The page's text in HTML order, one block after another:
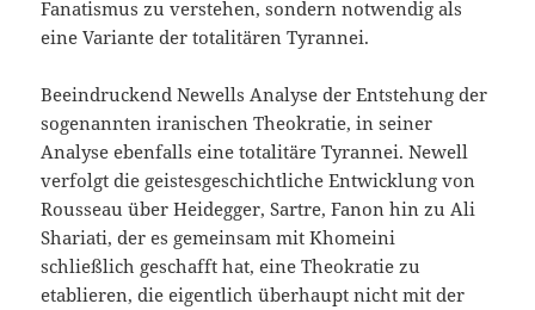
Fanatismus zu verstehen, sondern notwendig als
eine Variante der totalitären Tyrannei.
Beeindruckend Newells Analyse der Entstehung der
sogenannten iranischen Theokratie, in seiner
Analyse ebenfalls eine totalitäre Tyrannei. Newell
verfolgt die geistesgeschichtliche Entwicklung von
Rousseau über Heidegger, Sartre, Fanon hin zu Ali
Shariati, der es gemeinsam mit Khomeini
schließlich geschafft hat, eine Theokratie zu
etablieren, die eigentlich überhaupt nicht mit der